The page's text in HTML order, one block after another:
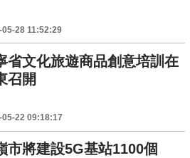
05-28 11:52:29
省文化旅遊商品創意培訓在
召開
05-22 09:18:17
市將建設5G基站1100個